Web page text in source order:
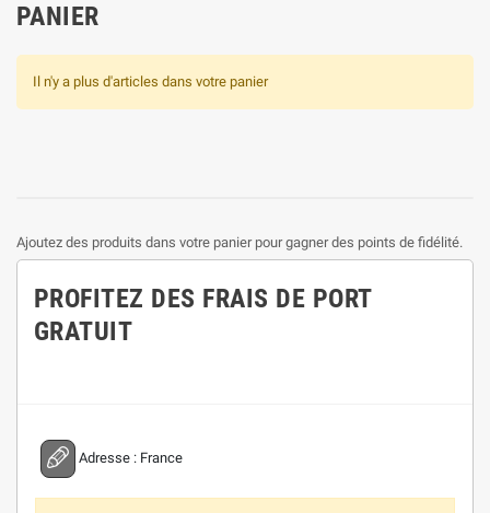
PANIER
Il n'y a plus d'articles dans votre panier
Ajoutez des produits dans votre panier pour gagner des points de fidélité.
PROFITEZ DES FRAIS DE PORT
GRATUIT
Adresse : France